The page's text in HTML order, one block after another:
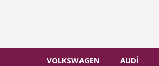
VOLKSWAGEN AUDİ